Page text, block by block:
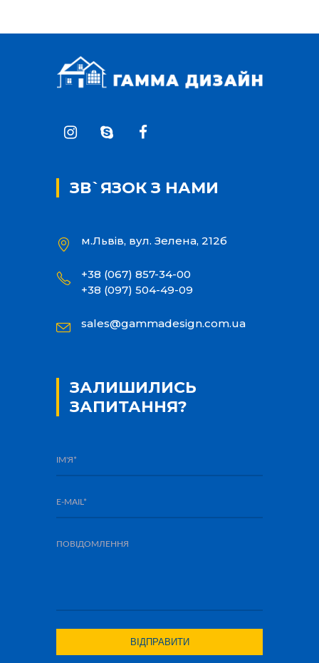
ЗВ`ЯЗОК З НАМИ
м.Львів, вул. Зелена, 212б
+38 (067) 857-34-00
+38 (097) 504-49-09
sales@gammadesign.com.ua
ЗАЛИШИЛИСЬ
ЗАПИТАННЯ?